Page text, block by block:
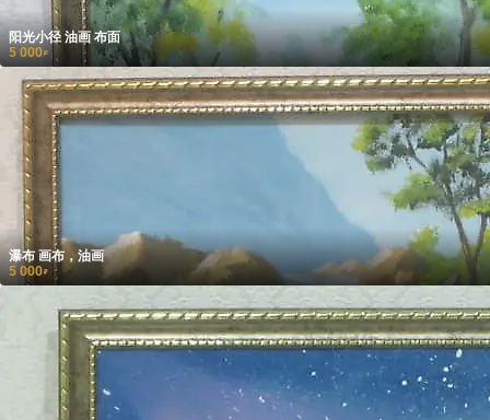
阳光小径 油画 布面
5 000₽
瀑布 画布，油画
5 000₽